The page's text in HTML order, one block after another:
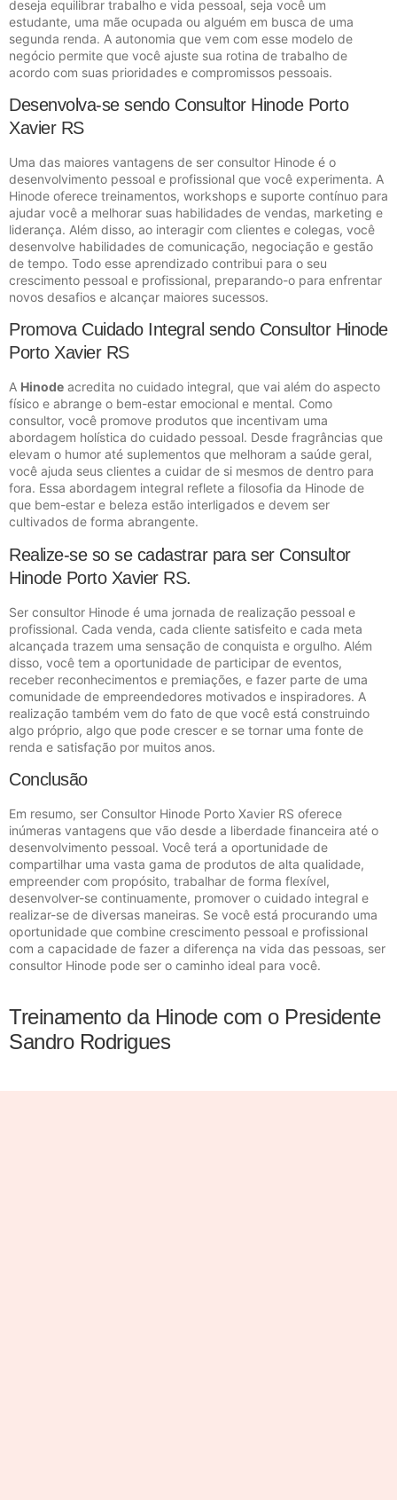
deseja equilibrar trabalho e vida pessoal, seja você um
estudante, uma mãe ocupada ou alguém em busca de uma
segunda renda. A autonomia que vem com esse modelo de
negócio permite que você ajuste sua rotina de trabalho de
acordo com suas prioridades e compromissos pessoais.
Desenvolva-se sendo Consultor Hinode Porto
Xavier RS
Uma das maiores vantagens de ser consultor Hinode é o
desenvolvimento pessoal e profissional que você experimenta. A
Hinode oferece treinamentos, workshops e suporte contínuo para
ajudar você a melhorar suas habilidades de vendas, marketing e
liderança. Além disso, ao interagir com clientes e colegas, você
desenvolve habilidades de comunicação, negociação e gestão
de tempo. Todo esse aprendizado contribui para o seu
crescimento pessoal e profissional, preparando-o para enfrentar
novos desafios e alcançar maiores sucessos.
Promova Cuidado Integral sendo Consultor Hinode
Porto Xavier RS
A Hinode acredita no cuidado integral, que vai além do aspecto
físico e abrange o bem-estar emocional e mental. Como
consultor, você promove produtos que incentivam uma
abordagem holística do cuidado pessoal. Desde fragrâncias que
elevam o humor até suplementos que melhoram a saúde geral,
você ajuda seus clientes a cuidar de si mesmos de dentro para
fora. Essa abordagem integral reflete a filosofia da Hinode de
que bem-estar e beleza estão interligados e devem ser
cultivados de forma abrangente.
Realize-se so se cadastrar para ser Consultor
Hinode Porto Xavier RS.
Ser consultor Hinode é uma jornada de realização pessoal e
profissional. Cada venda, cada cliente satisfeito e cada meta
alcançada trazem uma sensação de conquista e orgulho. Além
disso, você tem a oportunidade de participar de eventos,
receber reconhecimentos e premiações, e fazer parte de uma
comunidade de empreendedores motivados e inspiradores. A
realização também vem do fato de que você está construindo
algo próprio, algo que pode crescer e se tornar uma fonte de
renda e satisfação por muitos anos.
Conclusão
Em resumo, ser Consultor Hinode Porto Xavier RS oferece
inúmeras vantagens que vão desde a liberdade financeira até o
desenvolvimento pessoal. Você terá a oportunidade de
compartilhar uma vasta gama de produtos de alta qualidade,
empreender com propósito, trabalhar de forma flexível,
desenvolver-se continuamente, promover o cuidado integral e
realizar-se de diversas maneiras. Se você está procurando uma
oportunidade que combine crescimento pessoal e profissional
com a capacidade de fazer a diferença na vida das pessoas, ser
consultor Hinode pode ser o caminho ideal para você.
Treinamento da Hinode com o Presidente
Sandro Rodrigues